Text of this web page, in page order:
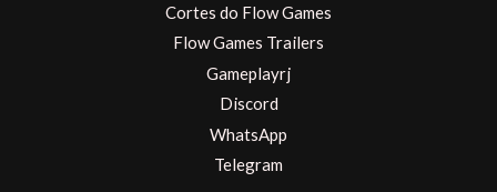
Cortes do Flow Games
Flow Games Trailers
Gameplayrj
Discord
WhatsApp
Telegram